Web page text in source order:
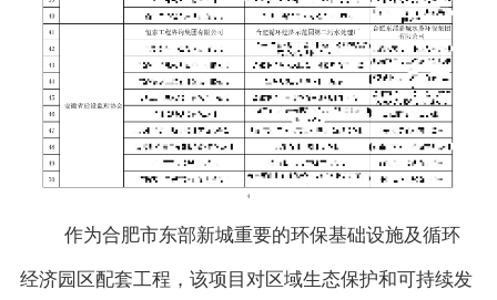
作为合肥市东部新城重要的环保基础设施及循环
经济园区配套工程，该项目对区域生态保护和可持续发